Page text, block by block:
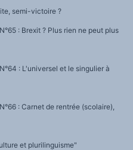
semi-victoire ?
: Brexit ? Plus rien ne peut plus
: L'universel et le singulier à
: Carnet de rentrée (scolaire),
et plurilinguisme"